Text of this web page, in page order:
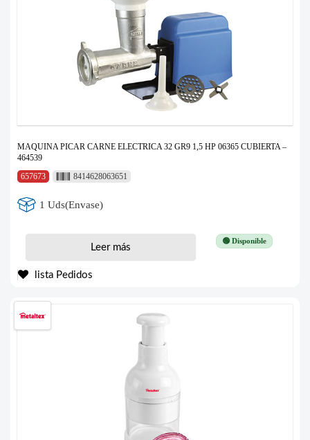
MAQUINA PICAR CARNE ELECTRICA 32 GR9 1,5 HP 06365 CUBIERTA –
464539
657673
8414628063651
1 Uds(Envase)
🟢 Disponible
Leer más
lista Pedidos